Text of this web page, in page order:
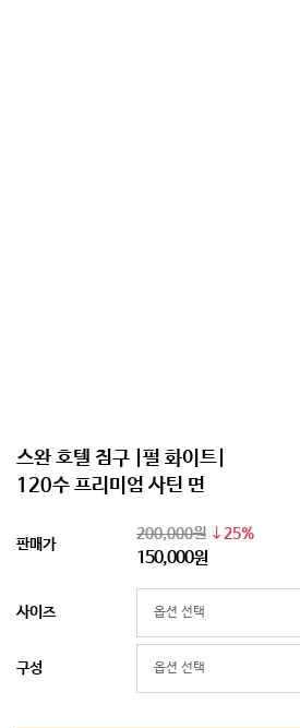
스완 호텔 침구 |펄 화이트|
120수 프리미엄 사틴 면
판매가
200,000원 25%
150,000원
사이즈
구성